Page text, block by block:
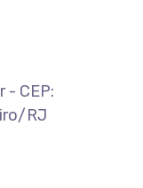
- CEP:
RJ